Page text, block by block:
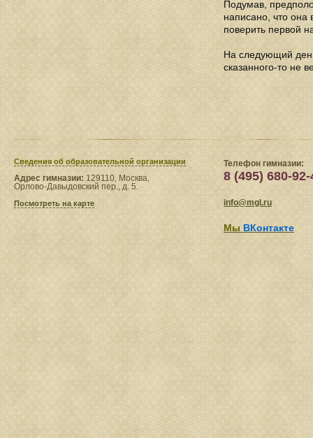
Подумав,
написано, что она
поверить первой
На следующий
сказанного-то не
Сведения​ об образовательной организации
Адрес гимназии: 129110, Москва,
Орлово-Давыдовский пер., д. 5.
Посмотреть на карте
Телефон гимназии:
8 (495) 680-92-
info@mgl.ru
Мы ВКонтакте